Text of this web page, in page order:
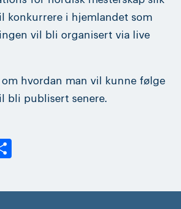
konkurrere i hjemlandet som
vil bli organisert via live
hvordan man vil kunne følge
bli publisert senere.